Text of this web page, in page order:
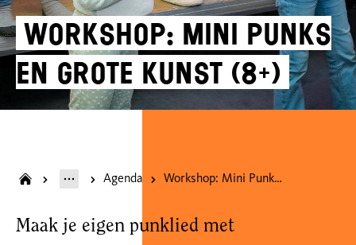
Workshop: Mini Punks
en Grote Kunst (8+)
Agenda Workshop: Mini Punks en Grote Kunst (8+)
Maak je eigen punklied met